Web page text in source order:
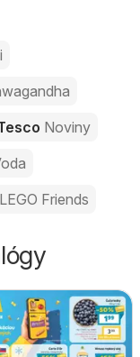
Noviny
LEGO Friends